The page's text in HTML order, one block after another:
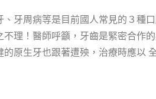
牙周病等是目前國人常見的３種
理！醫師呼籲，牙齒是緊密合作
原生牙也跟著遭殃，治療時應以